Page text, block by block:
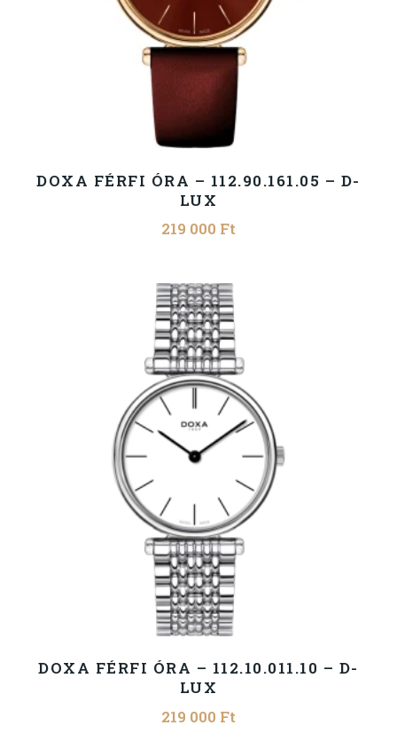
DOXA FÉRFI ÓRA – 112.90.161.05 – D-
LUX
219 000 Ft
DOXA FÉRFI ÓRA – 112.10.011.10 – D-
LUX
219 000 Ft